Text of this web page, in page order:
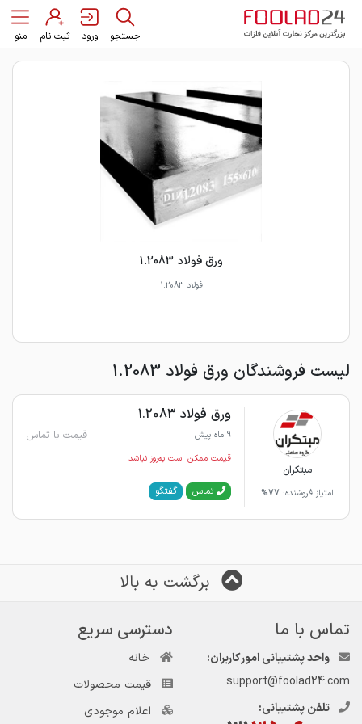
جستجو ورود ثبت نام منو
ورق فولاد 1.2083
فولاد 1.2083
لیست فروشندگان ورق فولاد 1.2083
مبتکران
امتیاز فروشنده: 77%
ورق فولاد 1.2083
9 ماه پیش قیمت با تماس
قیمت ممکن است به‌روز نباشد
تماس گفتگو
برگشت به بالا
تماس با ما
واحد پشتیبانی امور کاربران:
support@foolad24.com
تلفن پشتیبانی:
دسترسی سریع
خانه
قیمت محصولات
اعلام موجودی